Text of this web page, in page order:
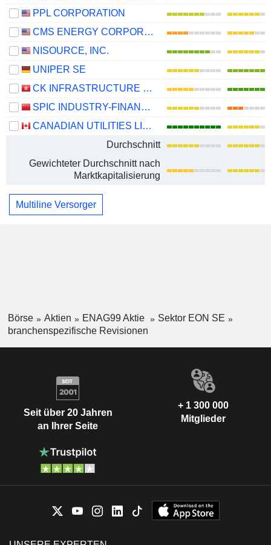
PPL CORPORATION
CMS ENERGY CORPORATION
NISOURCE, INC.
UNIPER SE
CK INFRASTRUCTURE HOLDINGS LIMITED
SPIC INDUSTRY-FINANCE HOLDINGS CO., LTD.
CANADIAN UTILITIES LIMITED
Durchschnitt
Gewichteter Durchschnitt nach
Marktkapitalisierung
Multiline Versorger
Börse Aktien ENAG99 Aktie
Sektor EON SE
branchenspezifische Revisionen
Seit über 20 Jahren
an Ihrer Seite
+ 1 300 000
Mitglieder